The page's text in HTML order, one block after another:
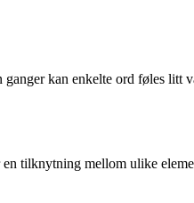
kan enkelte ord føles
tilknytning mellom ulike